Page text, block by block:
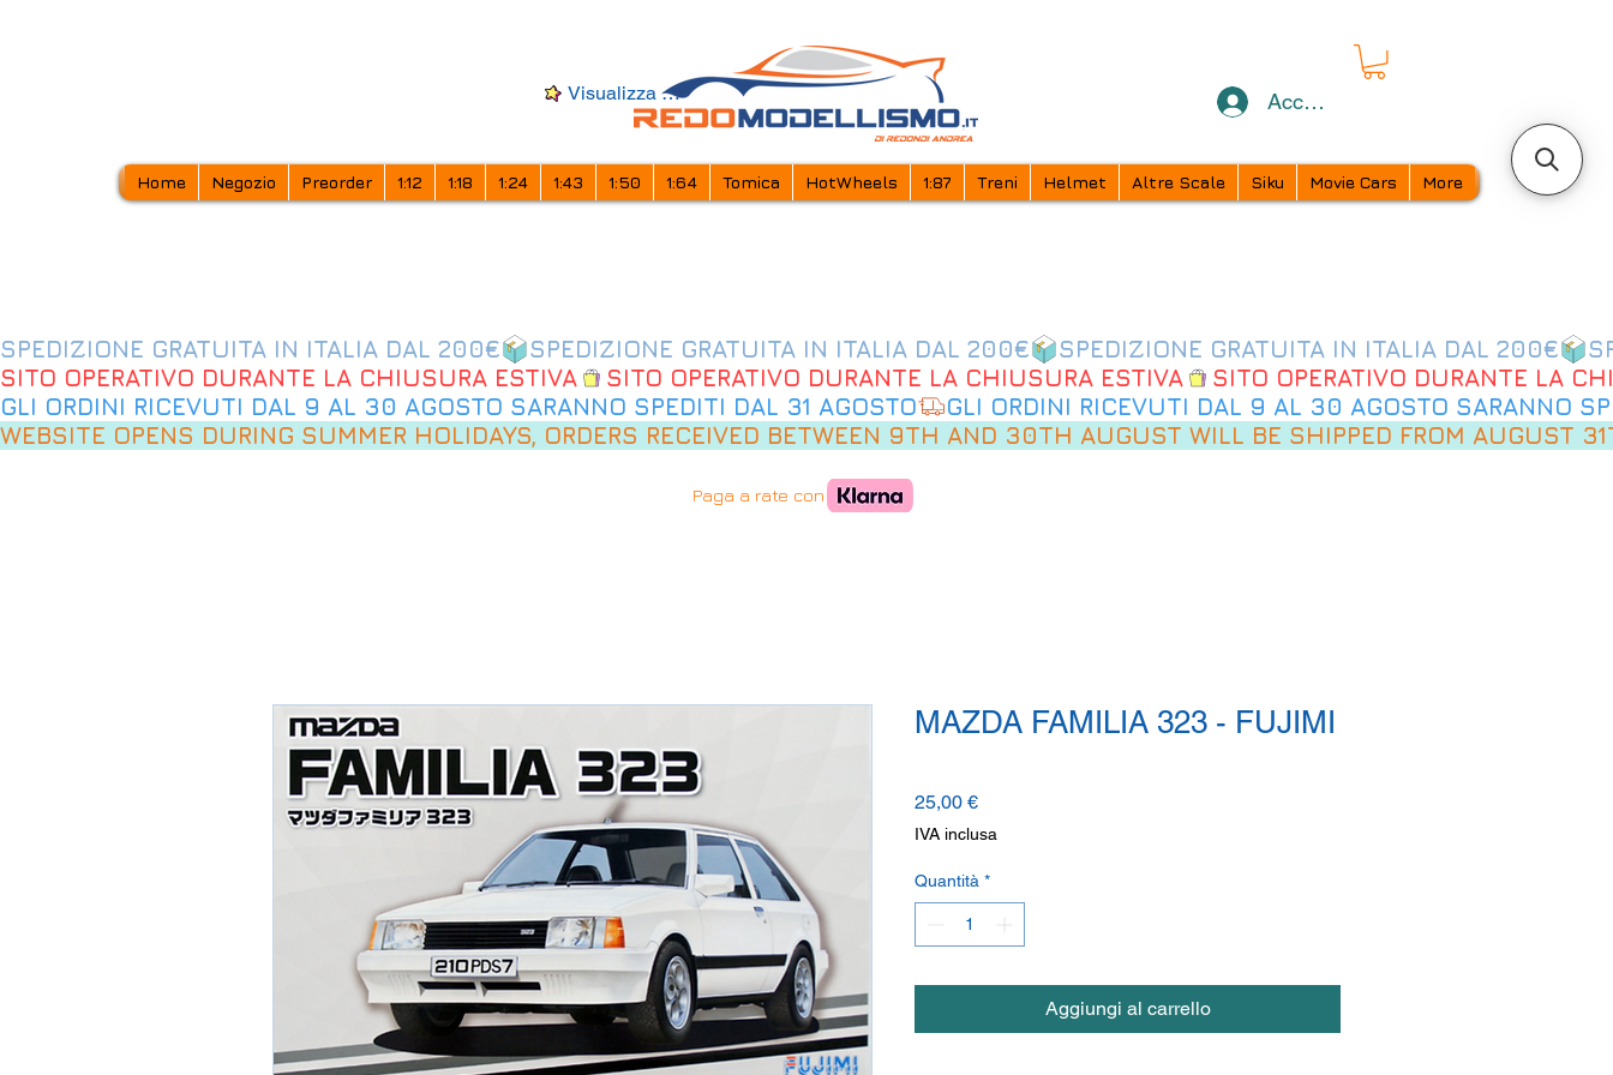
Visualizza punti Accedi
Home Negozio Preorder 1:12 1:18 1:24 1:43 1:50 1:64 Tomica HotWheels 1:87 Treni Helmet Altre Scale Siku Movie Cars More
SPEDIZIONE GRATUITA IN ITALIA DAL 200€
SITO OPERATIVO DURANTE LA CHIUSURA ESTIVA
GLI ORDINI RICEVUTI DAL 9 AL 30 AGOSTO SARANNO SPEDITI DAL 31 AGOSTO
WEBSITE OPENS DURING SUMMER HOLIDAYS, ORDERS RECEIVED BETWEEN 9TH AND 30TH AUGUST WILL BE SHIPPED FROM AUGUST
Paga a rate con
MAZDA FAMILIA 323 - FUJIMI
25,00 €Prezzo
IVA inclusa
Quantità *
Aggiungi al carrello